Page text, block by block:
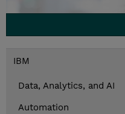
IBM
Data, Analytics, and AI
Automation